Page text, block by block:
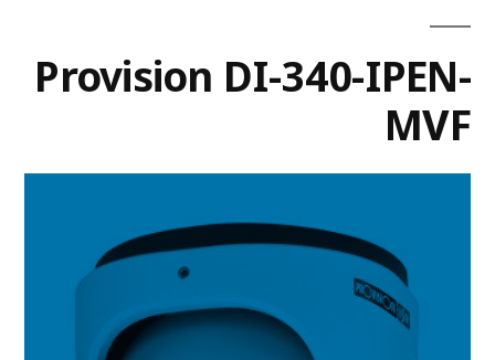
Provision DI-340-IPEN-
MVF